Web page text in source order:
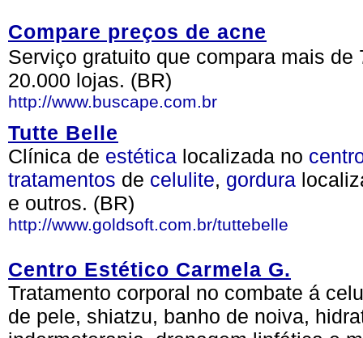
Compare preços de acne
Serviço gratuito que compara mais
20.000 lojas. (BR)
http://www.buscape.com.br
Tutte Belle
Clínica de estética localizada no
tratamentos de celulite, gordura
e outros. (BR)
http://www.goldsoft.com.br/tuttebelle
Centro Estético Carmela G.
Tratamento corporal no combate á
de pele, shiatzu, banho de noiva,